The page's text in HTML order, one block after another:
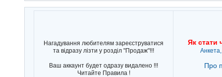
Нагадування любителям зареєструватися
та відразу лізти у розділ "Продаж"!!!
Ваш аккаунт будет одразу видалено !!!
Читайте Правила !
Як стати
Про